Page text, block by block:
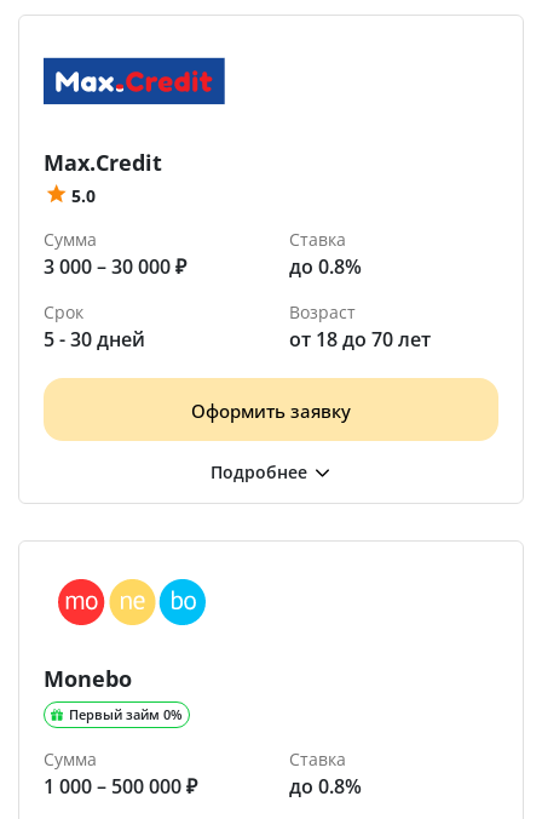
Max.Credit
5.0
Сумма
3 000 – 30 000 ₽
Ставка
до 0.8%
Срок
5 - 30 дней
Возраст
от 18 до 70 лет
Оформить заявку
Monebo
Первый займ 0%
Сумма
1 000 – 500 000 ₽
Ставка
до 0.8%